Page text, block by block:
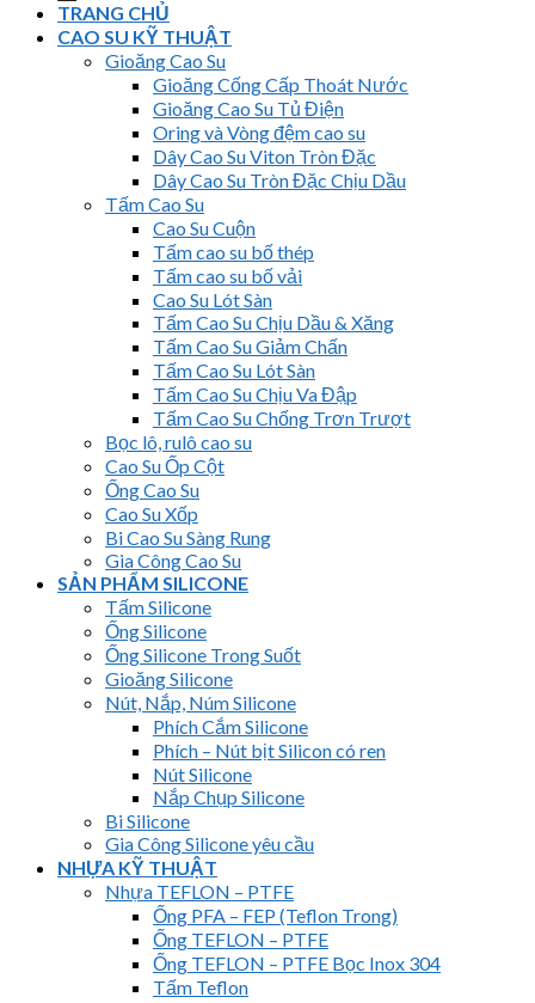
TRANG CHỦ
CAO SU KỸ THUẬT
Gioăng Cao Su
Gioăng Cống Cấp Thoát Nước
Gioăng Cao Su Tủ Điện
Oring và Vòng đệm cao su
Dây Cao Su Viton Tròn Đặc
Dây Cao Su Tròn Đặc Chịu Dầu
Tấm Cao Su
Cao Su Cuộn
Tấm cao su bố thép
Tấm cao su bố vải
Cao Su Lót Sàn
Tấm Cao Su Chịu Dầu & Xăng
Tấm Cao Su Giảm Chấn
Tấm Cao Su Lót Sàn
Tấm Cao Su Chịu Va Đập
Tấm Cao Su Chống Trơn Trượt
Bọc lô, rulô cao su
Cao Su Ốp Cột
Ống Cao Su
Cao Su Xốp
Bi Cao Su Sàng Rung
Gia Công Cao Su
SẢN PHẨM SILICONE
Tấm Silicone
Ống Silicone
Ống Silicone Trong Suốt
Gioăng Silicone
Nút, Nắp, Núm Silicone
Phích Cắm Silicone
Phích – Nút bịt Silicon có ren
Nút Silicone
Nắp Chụp Silicone
Bi Silicone
Gia Công Silicone yêu cầu
NHỰA KỸ THUẬT
Nhựa TEFLON – PTFE
Ống PFA – FEP (Teflon Trong)
Ống TEFLON – PTFE
Ống TEFLON – PTFE Bọc Inox 304
Tấm Teflon